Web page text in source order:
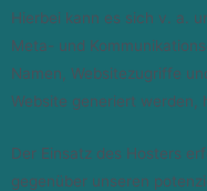
Hierbei kann es sich v. a.
Meta- und
Namen, Websitezugriffe
Website generiert werden,
Der Einsatz des Hosters
gegenüber unseren